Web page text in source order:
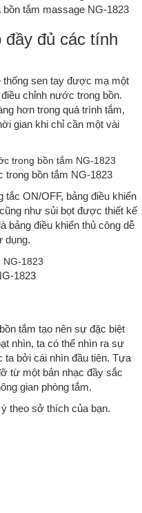
bồn tắm massage NG-1823
đầy đủ các tính
thống sen tay được mạ một
chỉnh nước trong bồn.
hơn trong quá trình tắm,
gian khi chỉ cần một vài
trong bồn tắm NG-1823
tắc ON/OFF, bảng điều khiển
như sủi bọt được thiết kế
bảng điều khiển thủ công dễ
dụng.
1823
tắm tạo nên sự đặc biệt
nhìn, ta có thể nhìn ra sự
ta bởi cái nhìn đầu tiên. Tựa
từ một bản nhạc đầy sắc
gian phòng tắm.
theo sở thích của bạn.